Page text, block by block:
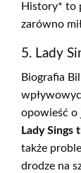
History* to
zarówno
5. Lady
Biografia
opowieść o
Lady Sings
także
drodze na